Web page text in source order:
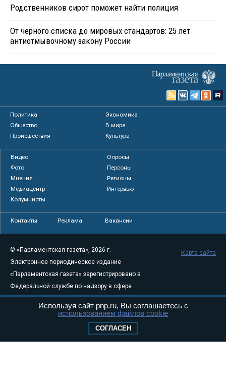
Родственников сирот поможет найти полиция
От черного списка до мировых стандартов: 25 лет
антиотмывочному закону России
Политика
Экономика
Общество
В мире
Происшествия
Культура
Видео
Опросы
Фото
Персоны
Мнения
Регионы
Медиацентр
Интервью
Колумнисты
Контакты Реклама Вакансии
© «Парламентская газета», 2026 г.
Электронное периодическое издание
«Парламентская газета» зарегистрировано в
Федеральной службе по надзору в сфере
связи, информационных технологий и
массовых коммуникаций (Роскомнадзор) 05
Свидетельство о регистрации Эл № ФС77-
Карта сайта
Используя сайт pnp.ru, Вы соглашаетесь с
использованием файлов cookie
СОГЛАСЕН